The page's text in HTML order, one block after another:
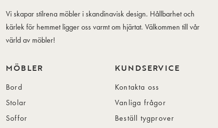
Vi skapar stilrena möbler i skandinavisk design. Hållbarhet och
kärlek för hemmet ligger oss varmt om hjärtat. Välkommen till vår
värld av möbler!
MÖBLER
Bord
Stolar
Soffor
KUNDSERVICE
Kontakta oss
Vanliga frågor
Beställ tygprover